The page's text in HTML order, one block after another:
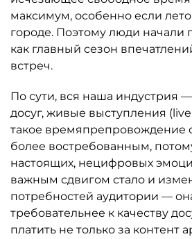
максимум, особенно если
городе. Поэтому люди начали
как главный сезон
встреч.
По сути, вся наша индустрия
досуг, живые выступления
такое времяпрепровождение
более востребованным,
настоящих, нецифровых
важным сдвигом стало и
потребностей аудитории —
требовательнее к качеству
платить не только за контент